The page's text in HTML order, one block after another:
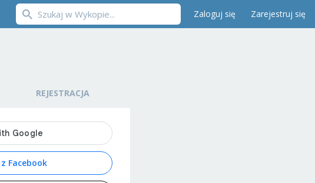
Zaloguj się Zarejestruj się
REJESTRACJA
Facebook